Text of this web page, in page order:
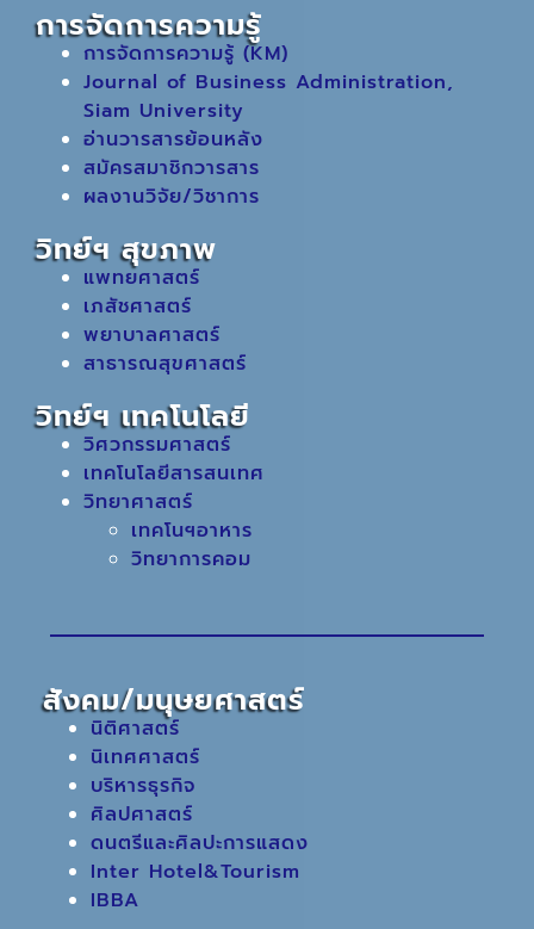
การจัดการความรู้
การจัดการความรู้ (KM)
Journal of Business Administration,
Siam University
อ่านวารสารย้อนหลัง
สมัครสมาชิกวารสาร
ผลงานวิจัย/วิชาการ
วิทย์ฯ สุขภาพ
แพทยศาสตร์
เภสัชศาสตร์
พยาบาลศาสตร์
สาธารณสุขศาสตร์
วิทย์ฯ เทคโนโลยี
วิศวกรรมศาสตร์
เทคโนโลยีสารสนเทศ
วิทยาศาสตร์
เทคโนฯอาหาร
วิทยาการคอม
สังคม/มนุษยศาสตร์
นิติศาสตร์
นิเทศศาสตร์
บริหารธุรกิจ
ศิลปศาสตร์
ดนตรีและศิลปะการแสดง
Inter Hotel&Tourism
IBBA